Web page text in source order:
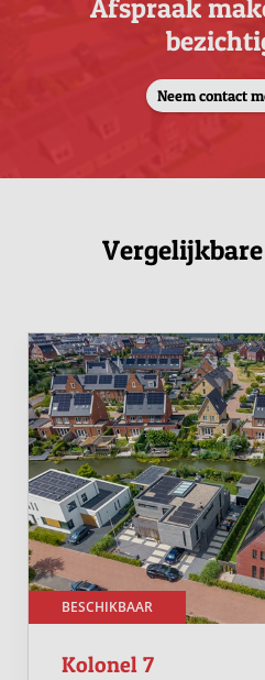
Afspraak
Neem contact
BESCHIKBAAR
Kolonel 7